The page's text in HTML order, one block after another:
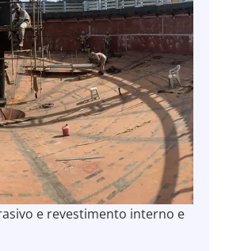
e revestimento interno e